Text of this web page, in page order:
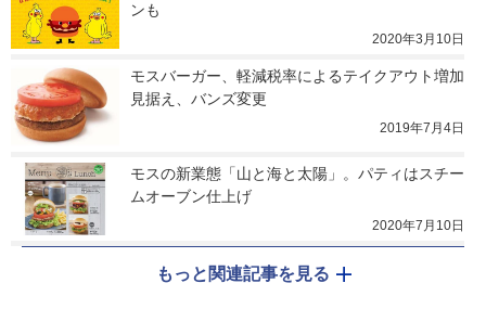
ンも
2020年3月10日
モスバーガー、軽減税率によるテイクアウト増加
見据え、バンズ変更
2019年7月4日
モスの新業態「山と海と太陽」。パティはスチー
ムオーブン仕上げ
2020年7月10日
もっと関連記事を見る